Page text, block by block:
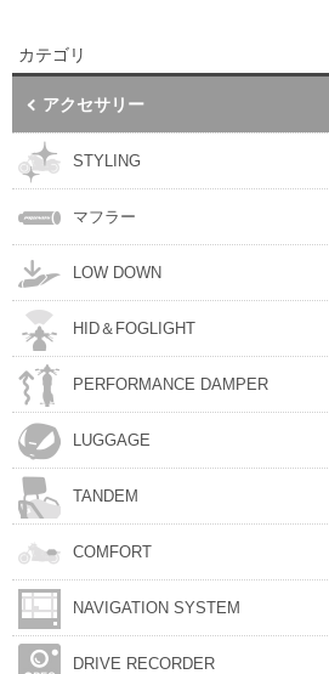
カテゴリ
アクセサリー
STYLING
マフラー
LOW DOWN
HID＆FOGLIGHT
PERFORMANCE DAMPER
LUGGAGE
TANDEM
COMFORT
NAVIGATION SYSTEM
DRIVE RECORDER